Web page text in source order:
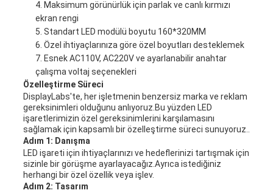
Maksimum görünürlük için parlak ve canlı kırmızı
ekran rengi
Standart LED modülü boyutu 160*320MM
Özel ihtiyaçlarınıza göre özel boyutları desteklemek
Esnek AC110V, AC220V ve ayarlanabilir anahtar
çalışma voltaj seçenekleri
Özelleştirme Süreci
DisplayLabs'te, her işletmenin benzersiz marka ve reklam
gereksinimleri olduğunu anlıyoruz.Bu yüzden LED
işaretlerimizin özel gereksinimlerini karşılamasını
sağlamak için kapsamlı bir özelleştirme süreci sunuyoruz..
Adım 1: Danışma
LED işareti için ihtiyaçlarınızı ve hedeflerinizi tartışmak için
sizinle bir görüşme ayarlayacağız.Ayrıca istediğiniz
herhangi bir özel özellik veya işlev.
Adım 2: Tasarım